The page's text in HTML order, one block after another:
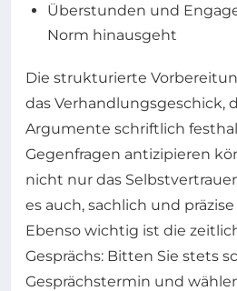
Überstunden und
Norm hinausgeht
Die strukturierte
das Verhandlungsgeschick,
Argumente schriftlich
Gegenfragen antizipieren
nicht nur das
es auch, sachlich und
Ebenso wichtig ist die
Gesprächs: Bitten Sie stets
Gesprächstermin und